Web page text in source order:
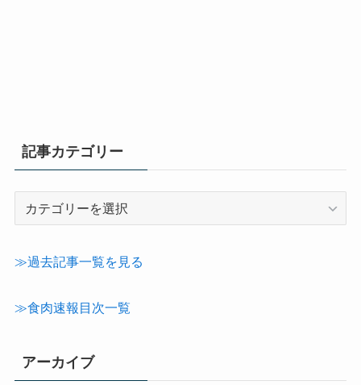
記事カテゴリー
テ
≫過去記事一覧を見る
≫食肉速報目次一覧
アーカイブ